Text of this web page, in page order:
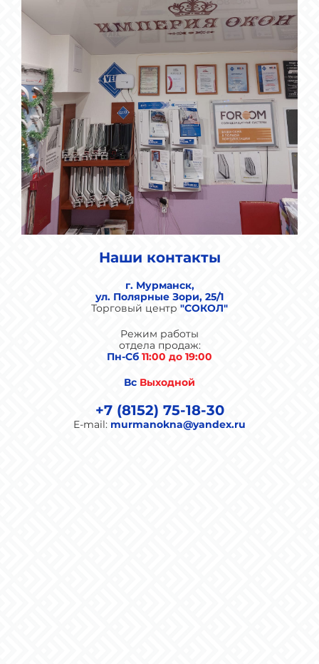
Наши контакты
г. Мурманск,
ул. Полярные Зори, 25/1
Торговый центр "СОКОЛ"
Режим работы
отдела продаж:
Пн-Сб 11:00 до 19:00
Вс Выходной
+7 (8152) 75-18-30
E-mail: murmanokna@yandex.ru